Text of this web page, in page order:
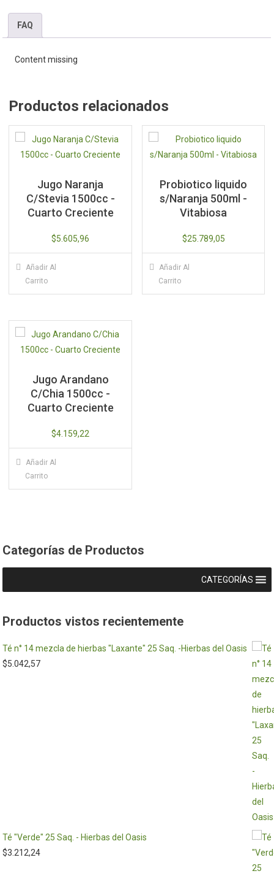
hierbas
"Energizante"
Hierbas
Oasis
FAQ
Content missing
Productos relacionados
Jugo Naranja
C/Stevia 1500cc -
Cuarto Creciente
$5.605,96
Añadir Al
Carrito
Probiotico liquido
s/Naranja 500ml -
Vitabiosa
$25.789,05
Añadir Al
Carrito
Jugo Arandano
C/Chia 1500cc -
Cuarto Creciente
$4.159,22
Añadir Al
Carrito
Categorías de Productos
CATEGORÍAS
Productos vistos recientemente
Té n° 14 mezcla de hierbas "Laxante" 25 Saq. -Hierbas del Oasis
$5.042,57
Té "Verde" 25 Saq. - Hierbas del Oasis
$3.212,24